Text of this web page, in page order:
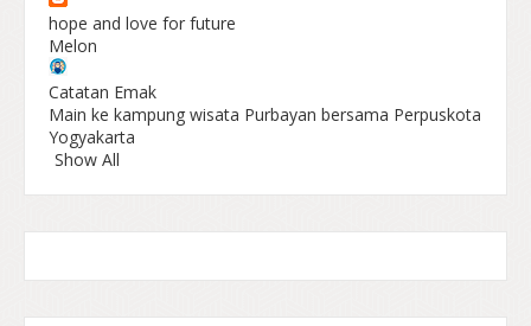
hope and love for future
Melon
Catatan Emak
Main ke kampung wisata Purbayan bersama Perpuskota
Yogyakarta
Show All